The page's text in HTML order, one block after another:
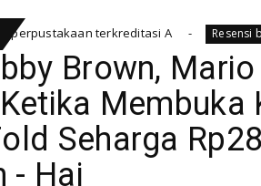
terkreditasi A Resensi buku
Brown,
Membuka
Seharga
- Hai